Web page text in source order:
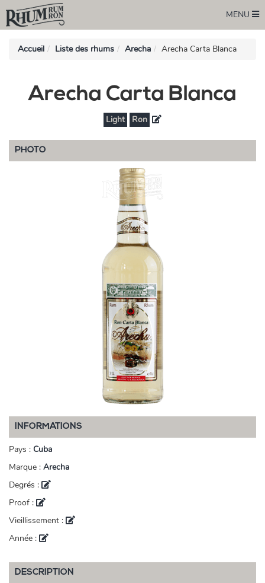
MENU
Accueil Liste des rhums Arecha Arecha Carta Blanca
Arecha Carta Blanca
Light Ron
PHOTO
INFORMATIONS
Pays : Cuba
Marque : Arecha
Degrés :
Proof :
Vieillissement :
Année :
DESCRIPTION